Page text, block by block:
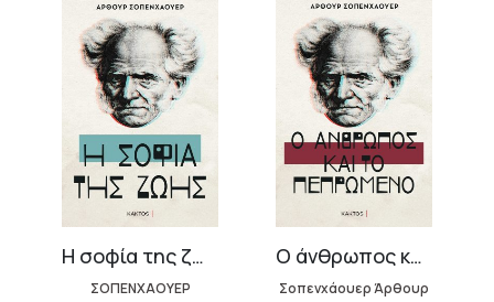
Η σοφία της ζωής – Άρθουρ Σοπενχάουερ
ΣΟΠΕΝΧΑΟΥΕΡ
Ο άνθρωπος και το πεπρωμένο – Άρθουρ Σοπενχάουερ
Σοπενχάουερ Άρθουρ